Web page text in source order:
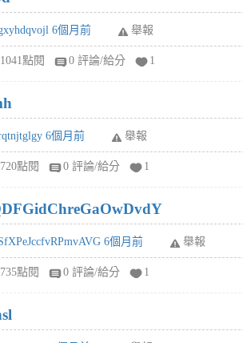
6個月前 舉報
1041點閱 0 評論/給分 1
6個月前 舉報
720點閱 0 評論/給分 1
6個月前 舉報
735點閱 0 評論/給分 1